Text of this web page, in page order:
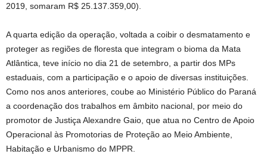
2019, somaram R$ 25.137.359,00).
A quarta edição da operação, voltada a coibir o desmatamento e
proteger as regiões de floresta que integram o bioma da Mata
Atlântica, teve início no dia 21 de setembro, a partir dos MPs
estaduais, com a participação e o apoio de diversas instituições.
Como nos anos anteriores, coube ao Ministério Público do Paraná
a coordenação dos trabalhos em âmbito nacional, por meio do
promotor de Justiça Alexandre Gaio, que atua no Centro de Apoio
Operacional às Promotorias de Proteção ao Meio Ambiente,
Habitação e Urbanismo do MPPR.